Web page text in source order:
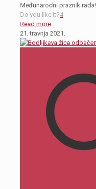
Međunarodni praznik rada!
Do you like it?4
Read more
21. travnja 2021.